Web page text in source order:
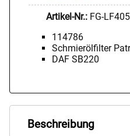
Artikel-Nr.: FG-
114786
Schmierölfilter
DAF SB220
Beschreibung